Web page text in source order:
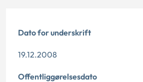
Dato for underskrift
19.12.2008
Offentliggørelsesdato